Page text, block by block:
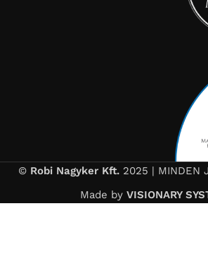
© Robi Nagyker Kft. 2025 | MINDEN
Made by VISIONARY